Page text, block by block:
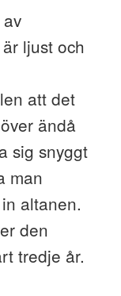
ljust och
att det
ändå
sig snyggt
man
altanen.
den
tredje år.